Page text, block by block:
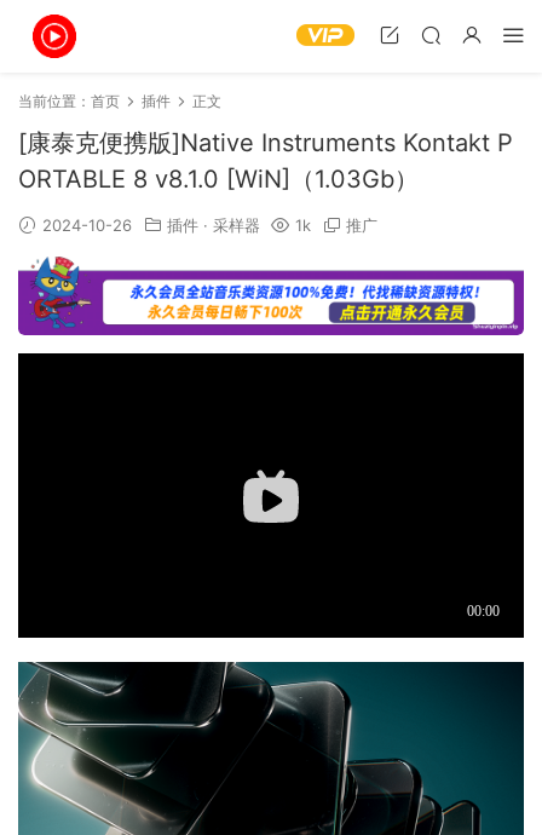
当前位置： 首页 插件 正文
[康泰克便携版]Native Instruments Kontakt P
ORTABLE 8 v8.1.0 [WiN]（1.03Gb）
2024-10-26 插件 · 采样器 1k 推广